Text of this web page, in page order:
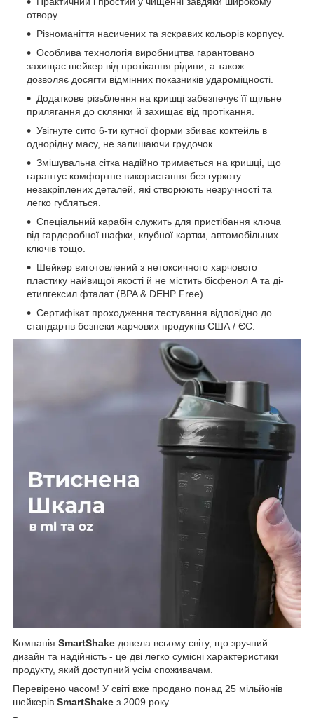
отвору.
Різноманіття насичених та яскравих кольорів корпусу.
Особлива технологія виробництва гарантовано
захищає шейкер від протікання рідини, а також
дозволяє досягти відмінних показників удароміцності.
Додаткове різьблення на кришці забезпечує її щільне
прилягання до склянки й захищає від протікання.
Увігнуте сито 6-ти кутної форми збиває коктейль в
однорідну масу, не залишаючи грудочок.
Змішувальна сітка надійно тримається на кришці, що
гарантує комфортне використання без гуркоту
незакріплених деталей, які створюють незручності та
легко губляться.
Спеціальний карабін служить для пристібання ключа
від гардеробної шафки, клубної картки, автомобільних
ключів тощо.
Шейкер виготовлений з нетоксичного харчового
пластику найвищої якості й не містить бісфенол А та ді-
етилгексил фталат (BPA & DEHP Free).
Сертифікат проходження тестування відповідно до
стандартів безпеки харчових продуктів США / ЄС.
Компанія SmartShake довела всьому світу, що зручний
дизайн та надійність - це дві легко сумісні характеристики
продукту, який доступний усім споживачам.
Перевірено часом! У світі вже продано понад 25 мільйонів
шейкерів SmartShake з 2009 року.